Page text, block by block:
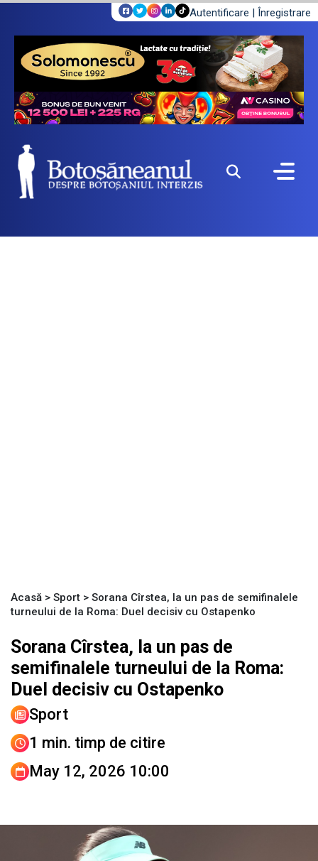
Autentificare | Înregistrare
Acasă > Sport > Sorana Cîrstea, la un pas de semifinalele
turneului de la Roma: Duel decisiv cu Ostapenko
Sorana Cîrstea, la un pas de
semifinalele turneului de la Roma:
Duel decisiv cu Ostapenko
Sport
1 min. timp de citire
May 12, 2026 10:00